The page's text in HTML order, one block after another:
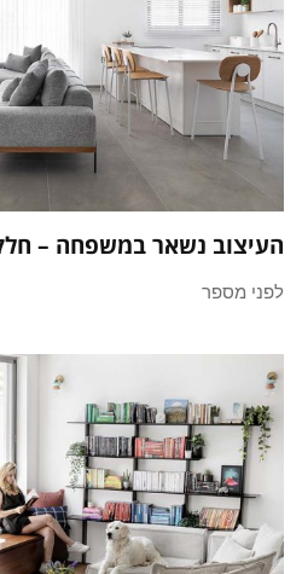
העיצוב נשאר במשפחה –
לפני מספר